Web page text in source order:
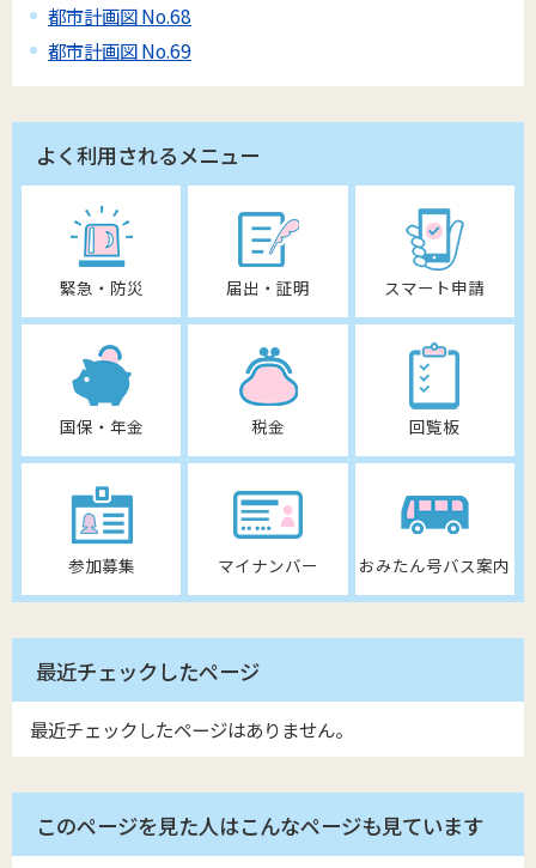
都市計画図 No.68
都市計画図 No.69
よく利用されるメニュー
緊急・防災 届出・証明 スマート申請
国保・年金 税金 回覧板
参加募集 マイナンバー おみたん号バス案内
最近チェックしたページ
最近チェックしたページはありません。
このページを見た人はこんなページも見ています